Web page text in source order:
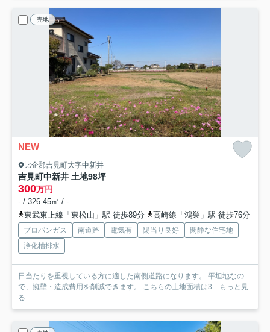
売地
NEW
比企郡吉見町大字中新井
吉見町中新井 土地98坪
300万円
- / 326.45㎡ / -
東武東上線「東松山」駅 徒歩89分
高崎線「鴻巣」駅 徒歩76分
プロパンガス 南道路 電気有 陽当り良好
閑静な住宅地
浄化槽排水
日当たりを重視している方に適した南側道路になります。 平坦地なの
で、擁壁・造成費用を削減できます。 こちらの土地面積は3... もっと見
る